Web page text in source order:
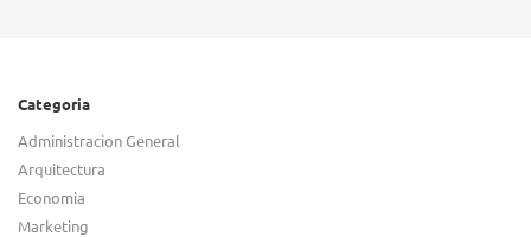
Categoria
Administracion General
Arquitectura
Economia
Marketing